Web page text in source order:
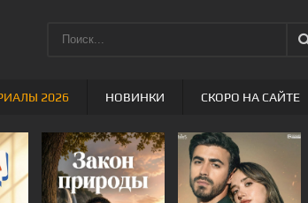
2026 НОВИНКИ СКОРО НА САЙТЕ